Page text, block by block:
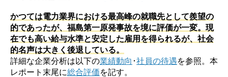
かつては電力業界における最高峰の就職先として羨望の
的であったが、福島第一原発事故を境に評価が一変。現
在でも高い給与水準と安定した雇用を得られるが、社会
的名声は大きく後退している。
詳細な企業分析は以下の業績動向 ･社員の待遇を参照。本
レポート末尾に総合評価を記す。